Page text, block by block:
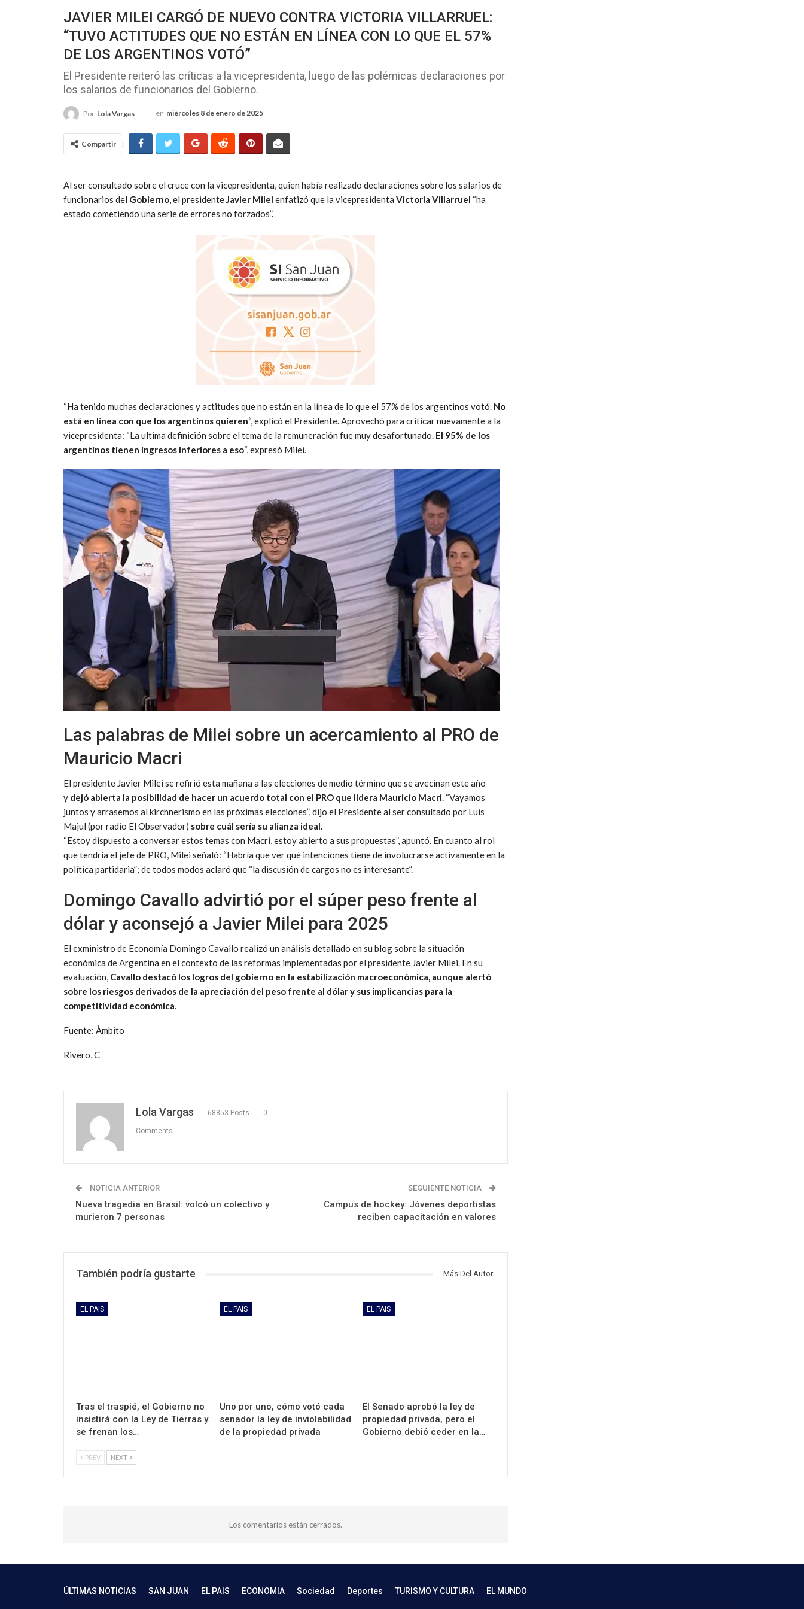
JAVIER MILEI CARGÓ DE NUEVO CONTRA VICTORIA VILLARRUEL:
“TUVO ACTITUDES QUE NO ESTÁN EN LÍNEA CON LO QUE EL 57%
DE LOS ARGENTINOS VOTÓ”
El Presidente reiteró las críticas a la vicepresidenta, luego de las polémicas declaraciones por
los salarios de funcionarios del Gobierno.
Por Lola Vargas en miércoles 8 de enero de 2025
Compartir
Al ser consultado sobre el cruce con la vicepresidenta, quien había realizado declaraciones sobre los salarios de
funcionarios del Gobierno, el presidenteJavier Mileienfatizó que la vicepresidenta Victoria Villarruel “ha
estado cometiendo una serie de errores no forzados”.
“Ha tenido muchas declaraciones y actitudes que no están en la línea de lo que el 57% de los argentinos votó. No
está en línea con que los argentinos quieren“, explicó el Presidente. Aprovechó para criticar nuevamente a la
vicepresidenta: “La ultima definición sobre el tema de la remuneración fue muy desafortunado. El 95% de los
argentinos tienen ingresos inferiores a eso“, expresó Milei.
Las palabras de Milei sobre un acercamiento al PRO de
Mauricio Macri
El presidente Javier Milei se refirió esta mañana a las elecciones de medio término que se avecinan este año
y dejó abierta la posibilidad de hacer un acuerdo total con el PRO que lidera Mauricio Macri. “Vayamos
juntos y arrasemos al kirchnerismo en las próximas elecciones”, dijo el Presidente al ser consultado por Luis
Majul (por radio El Observador) sobre cuál sería su alianza ideal.
“Estoy dispuesto a conversar estos temas con Macri, estoy abierto a sus propuestas”, apuntó. En cuanto al rol
que tendría el jefe de PRO, Milei señaló: “Habría que ver qué intenciones tiene de involucrarse activamente en la
política partidaria”; de todos modos aclaró que “la discusión de cargos no es interesante”.
Domingo Cavallo advirtió por el súper peso frente al
dólar y aconsejó a Javier Milei para 2025
El exministro de Economía Domingo Cavallo realizó un análisis detallado en su blog sobre la situación
económica de Argentina en el contexto de las reformas implementadas por el presidente Javier Milei. En su
evaluación, Cavallo destacó los logros del gobierno en la estabilización macroeconómica, aunque alertó
sobre los riesgos derivados de la apreciación del peso frente al dólar y sus implicancias para la
competitividad económica.
Fuente: Àmbito
Rivero, C
Lola Vargas 68853 Posts 0
Comments
NOTICIA ANTERIOR
Nueva tragedia en Brasil: volcó un colectivo y
murieron 7 personas
SEGUIENTE NOTICIA
Campus de hockey: Jóvenes deportistas
reciben capacitación en valores
También podría gustarte Más Del Autor
EL PAIS
Tras el traspié, el Gobierno no
insistirá con la Ley de Tierras y
se frenan los…
EL PAIS
Uno por uno, cómo votó cada
senador la ley de inviolabilidad
de la propiedad privada
EL PAIS
El Senado aprobó la ley de
propiedad privada, pero el
Gobierno debió ceder en la…
PREV NEXT
Los comentarios están cerrados.
ÚLTIMAS NOTICIAS SAN JUAN EL PAIS ECONOMIA Sociedad Deportes TURISMO Y CULTURA EL MUNDO